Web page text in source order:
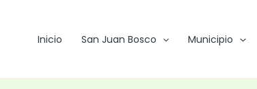
Inicio San Juan Bosco Municipio